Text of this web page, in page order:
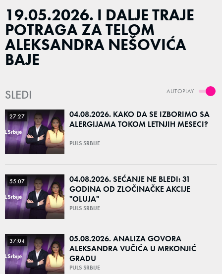
19.05.2026. I DALJE TRAJE
POTRAGA ZA TELOM
ALEKSANDRA NEŠOVIĆA
BAJE
AUTOPLAY
SLEDI
27:27
04.08.2026. KAKO DA SE IZBORIMO SA
ALERGIJAMA TOKOM LETNJIH MESECI?
PULS SRBIJE
55:07
04.08.2026. SEĆANJE NE BLEDI: 31
GODINA OD ZLOČINAČKE AKCIJE
"OLUJA"
PULS SRBIJE
37:04
05.08.2026. ANALIZA GOVORA
ALEKSANDRA VUČIĆA U MRKONJIĆ
GRADU
PULS SRBIJE